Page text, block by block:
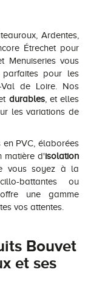
Ardentes,
Étrechet pour
Menuiseries vous
pour les
de Loire. Nos
durables, et elles
les variations de
PVC, élaborées
matière d'isolation
vous soyez à la
battantes ou
une gamme
vos attentes.
Bouvet
et ses